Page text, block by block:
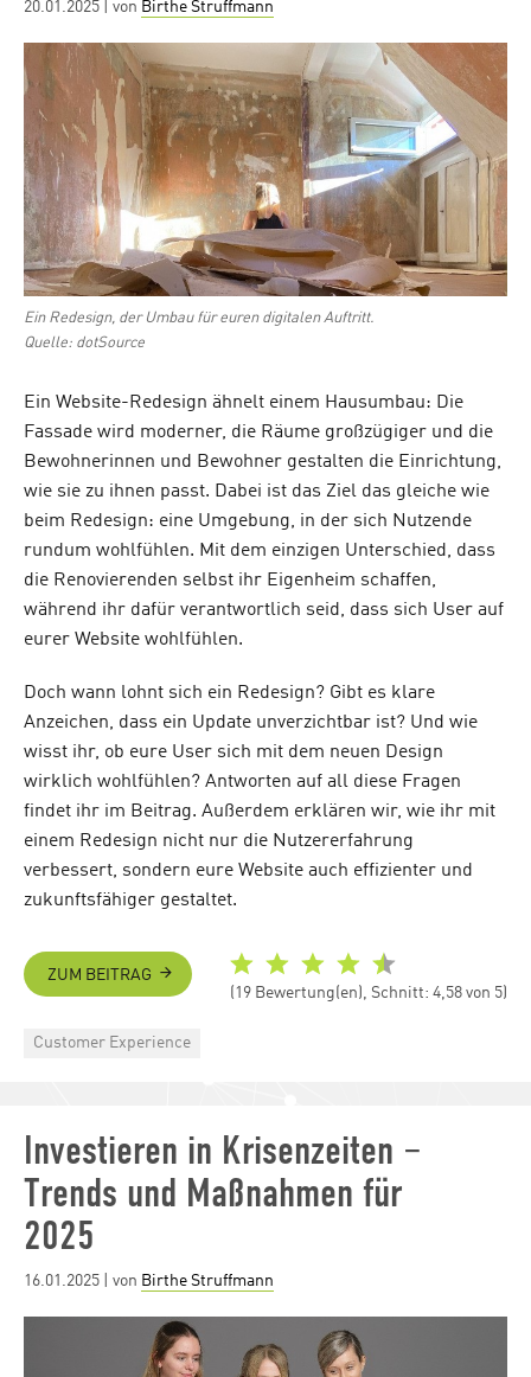
Posted
20.01.2025 | von Birthe Struffmann
Ein Redesign, der Umbau für euren digitalen Auftritt.
Quelle: dotSource
Ein Website-Redesign ähnelt einem Hausumbau: Die
Fassade wird moderner, die Räume großzügiger und die
Bewohnerinnen und Bewohner gestalten die Einrichtung,
wie sie zu ihnen passt. Dabei ist das Ziel das gleiche wie
beim Redesign: eine Umgebung, in der sich Nutzende
rundum wohlfühlen. Mit dem einzigen Unterschied, dass
die Renovierenden selbst ihr Eigenheim schaffen,
während ihr dafür verantwortlich seid, dass sich User auf
eurer Website wohlfühlen.
Doch wann lohnt sich ein Redesign? Gibt es klare
Anzeichen, dass ein Update unverzichtbar ist? Und wie
wisst ihr, ob eure User sich mit dem neuen Design
wirklich wohlfühlen? Antworten auf all diese Fragen
findet ihr im Beitrag. Außerdem erklären wir, wie ihr mit
einem Redesign nicht nur die Nutzererfahrung
verbessert, sondern eure Website auch effizienter und
zukunftsfähiger gestaltet.
ZUM BEITRAG
(19 Bewertung(en), Schnitt: 4,58 von 5)
Categories
Customer Experience
Investieren in Krisenzeiten –
Trends und Maßnahmen für
2025
Posted
16.01.2025 | von Birthe Struffmann